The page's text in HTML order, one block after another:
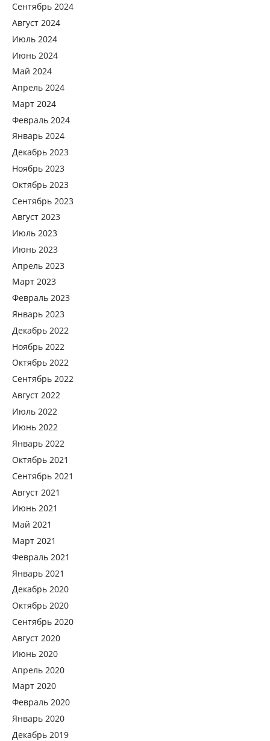
Сентябрь 2024
Август 2024
Июль 2024
Июнь 2024
Май 2024
Апрель 2024
Март 2024
Февраль 2024
Январь 2024
Декабрь 2023
Ноябрь 2023
Октябрь 2023
Сентябрь 2023
Август 2023
Июль 2023
Июнь 2023
Апрель 2023
Март 2023
Февраль 2023
Январь 2023
Декабрь 2022
Ноябрь 2022
Октябрь 2022
Сентябрь 2022
Август 2022
Июль 2022
Июнь 2022
Январь 2022
Октябрь 2021
Сентябрь 2021
Август 2021
Июнь 2021
Май 2021
Март 2021
Февраль 2021
Январь 2021
Декабрь 2020
Октябрь 2020
Сентябрь 2020
Август 2020
Июнь 2020
Апрель 2020
Март 2020
Февраль 2020
Январь 2020
Декабрь 2019